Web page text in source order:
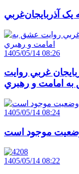
آذربايجان‌غربي
1405/05/14 08:26
غربي روايت
امامت و رهبري
1405/05/14 08:24
وضعيت موجود است
1405/05/14 08:22